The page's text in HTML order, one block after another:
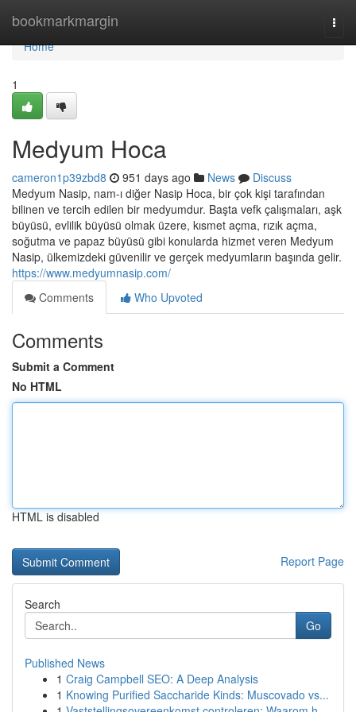
bookmarkmargin
Home
Home
1
Medyum Hoca
cameron1p39zbd8 951 days ago News
Discuss
Medyum Nasip, nam-ı diğer Nasip Hoca, bir çok kişi tarafından
bilinen ve tercih edilen bir medyumdur. Başta vefk çalışmaları, aşk
büyüsü, evlilik büyüsü olmak üzere, kısmet açma, rızık açma,
soğutma ve papaz büyüsü gibi konularda hizmet veren Medyum
Nasip, ülkemizdeki güvenilir ve gerçek medyumların başında gelir.
https://www.medyumnasip.com/
Comments
Who Upvoted
Comments
Submit a Comment
No HTML
HTML is disabled
Report Page
Search
Go
Published News
1 Craig Campbell SEO: A Deep Analysis
1 Knowing Purified Saccharide Kinds: Muscovado vs...